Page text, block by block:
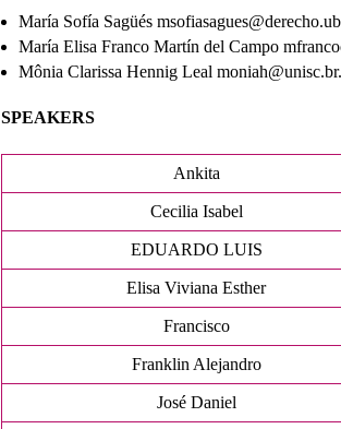
María Sofía Sagüés
María Elisa Franco Martín del Campo
Mônia Clarissa Hennig Leal moniah@unisc.br.
SPEAKERS
Ankita
Cecilia Isabel
EDUARDO LUIS
Elisa Viviana Esther
Francisco
Franklin Alejandro
José Daniel